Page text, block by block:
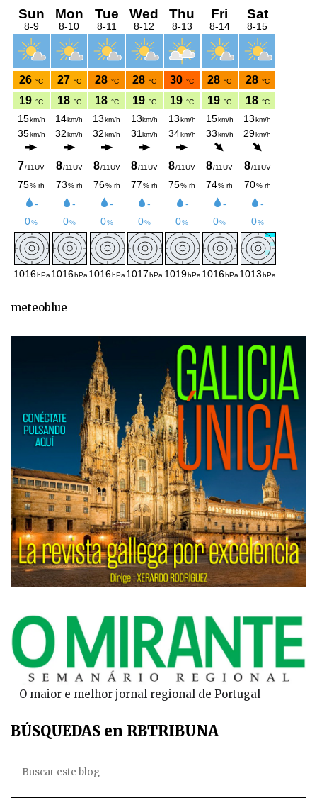
meteoblue
- O maior e melhor jornal regional de Portugal -
BÚSQUEDAS en RBTRIBUNA